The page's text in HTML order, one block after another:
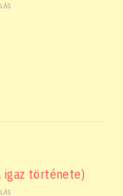
igaz története)